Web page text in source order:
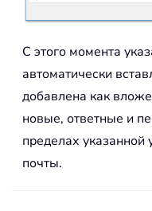
С этого момента
автоматически
добавлена как
новые, ответные и
пределах указанной
почты.